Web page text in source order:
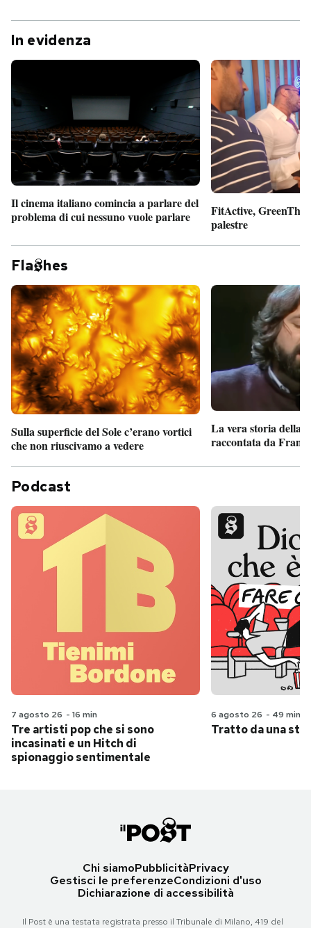
In evidenza
Il cinema italiano comincia a parlare del
problema di cui nessuno vuole parlare
FitActive,
palestre
Fla hes
Sulla superficie del Sole c’erano vortici
che non riuscivamo a vedere
La vera storia della
raccontata da
Podcast
7 agosto 26 - 16 min
Tre artisti pop che si sono
incasinati e un Hitch di
spionaggio sentimentale
6 agosto 26 - 49 min
Tratto da una
Chi siamoPubblicitàPrivacy
Gestisci le preferenzeCondizioni d'uso
Dichiarazione di accessibilità
Il Post è una testata registrata presso il Tribunale di Milano, 419 del